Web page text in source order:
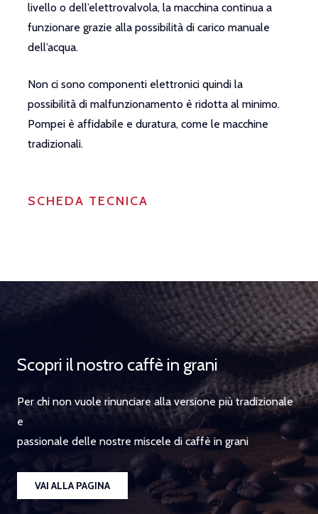
livello o dell’elettrovalvola, la macchina continua a
funzionare grazie alla possibilità di carico manuale
dell’acqua.
Non ci sono componenti elettronici quindi la
possibilità di malfunzionamento è ridotta al minimo.
Pompei è affidabile e duratura, come le macchine
tradizionali.
SCHEDA TECNICA
Scopri il nostro caffè in grani
Per chi non vuole rinunciare alla versione più tradizionale
e
passionale delle nostre miscele di caffè in grani
VAI ALLA PAGINA